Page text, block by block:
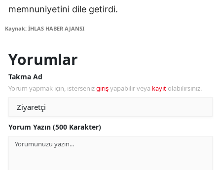
memnuniyetini dile getirdi.
Kaynak: İHLAS HABER AJANSI
Yorumlar
Takma Ad
Yorum yapmak için, istersenizgirişyapabilir veya kayıt olabilirsiniz.
Yorum Yazın (500 Karakter)